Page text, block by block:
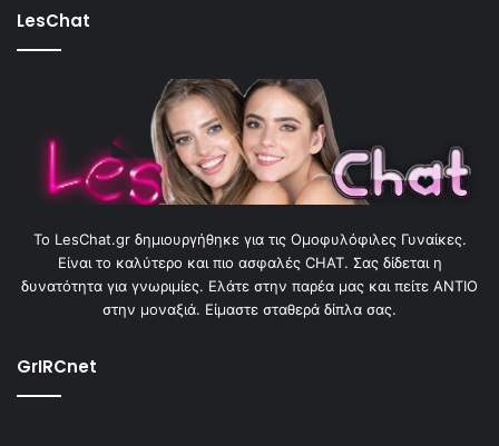
LesChat
To LesChat.gr δημιουργήθηκε για τις Ομοφυλόφιλες Γυναίκες.
Είναι το καλύτερο και πιο ασφαλές CHAT. Σας δίδεται η
δυνατότητα για γνωριμίες. Ελάτε στην παρέα μας και πείτε ΑΝΤΙΟ
στην μοναξιά. Είμαστε σταθερά δίπλα σας.
GrIRCnet